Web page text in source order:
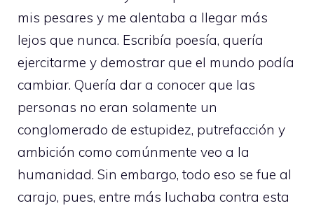
mis pesares y me alentaba a llegar más
lejos que nunca. Escribía poesía, quería
ejercitarme y demostrar que el mundo podía
cambiar. Quería dar a conocer que las
personas no eran solamente un
conglomerado de estupidez, putrefacción y
ambición como comúnmente veo a la
humanidad. Sin embargo, todo eso se fue al
carajo, pues, entre más luchaba contra esta